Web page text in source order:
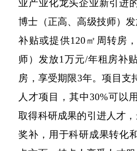
业产业化龙头企业新引进
博士（正高、高级技师）
补贴或提供120㎡周转房
师）发放1万元/年租房补
房，享受期限3年。项目支
人才项目，其中30%可以
取得科研成果的引进人才
奖补，用于科研成果转化